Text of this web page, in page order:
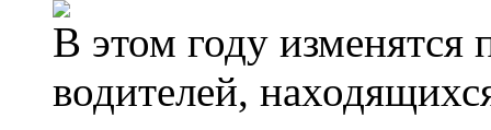
В этом году изменятся
водителей,